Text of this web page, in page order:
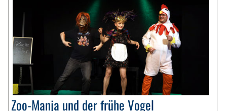
Zoo-Manja und der frühe Vogel